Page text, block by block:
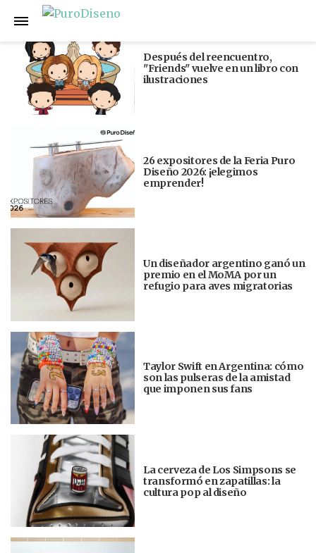
Anterior
Después del reencuentro,
"Friends" vuelve en un libro con
ilustraciones
26 expositores de la Feria Puro
Diseño 2026: ¡elegimos
emprender!
Un diseñador argentino ganó un
premio en el MoMA por un
refugio para aves migratorias
Taylor Swift en Argentina: cómo
son las pulseras de la amistad
que imponen sus fans
La cerveza de Los Simpsons se
transformó en zapatillas: la
cultura pop al diseño
Siguiente